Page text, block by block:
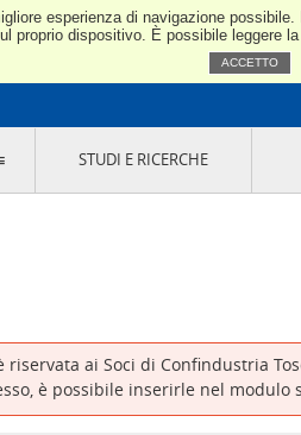
esperienza di navigazione
proprio dispositivo. È possibile leggere
ACCETTO
DESIGNAZIONE
ORGANI DI CONTROLLO
COMITATO PICCOLA
INDUSTRIA
STUDI E RICERCHE
ai Soci di Confindustria
è possibile inserirle nel modulo